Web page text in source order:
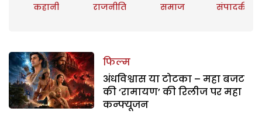
कहानी राजनीति समाज संपादकीय
फिल्म
अंधविश्वास या टोटका – महा बजट
की ‘रामायण’ की रिलीज पर महा
कन्फ्यूजन